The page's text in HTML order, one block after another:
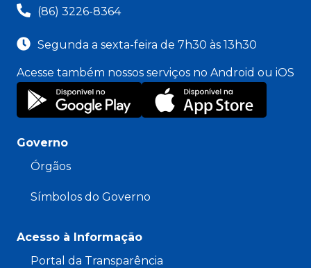
(86) 3226-8364
Segunda a sexta-feira de 7h30 às 13h30
Acesse também nossos serviços no Android ou iOS
Governo
Órgãos
Símbolos do Governo
Acesso à Informação
Portal da Transparência